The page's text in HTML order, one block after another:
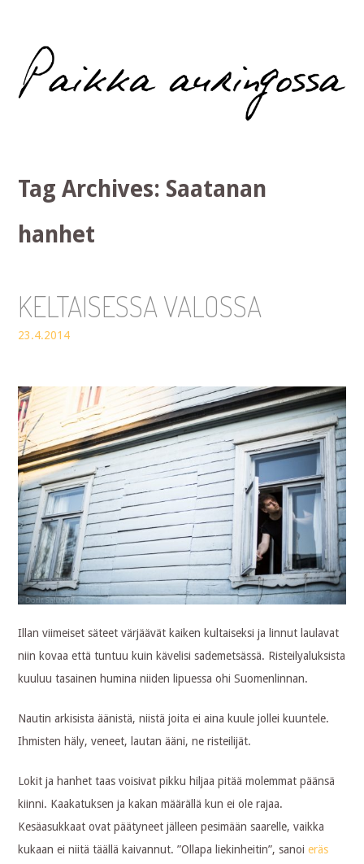
Paikka auringossa
Tag Archives: Saatanan
hanhet
KELTAISESSA VALOSSA
23.4.2014
Illan viimeiset säteet värjäävät kaiken kultaiseksi ja linnut laulavat
niin kovaa että tuntuu kuin kävelisi sademetsässä. Risteilyaluksista
kuuluu tasainen humina niiden lipuessa ohi Suomenlinnan.
Nautin arkisista äänistä, niistä joita ei aina kuule jollei kuuntele.
Ihmisten häly, veneet, lautan ääni, ne risteilijät.
Lokit ja hanhet taas voisivat pikku hiljaa pitää molemmat päänsä
kiinni. Kaakatuksen ja kakan määrällä kun ei ole rajaa.
Kesäasukkaat ovat päätyneet jälleen pesimään saarelle, vaikka
kukaan ei niitä täällä kaivannut. ”Ollapa liekinheitin”, sanoieräs